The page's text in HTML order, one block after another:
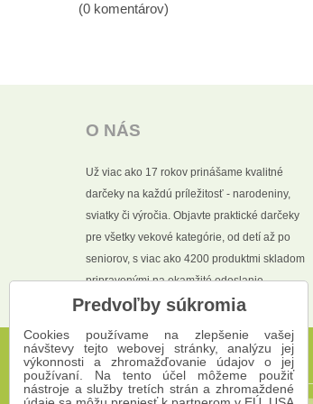
(0 komentárov)
O NÁS
Už viac ako 17 rokov prinášame kvalitné
darčeky na každú príležitosť - narodeniny,
sviatky či výročia. Objavte praktické darčeky
pre všetky vekové kategórie, od detí až po
seniorov, s viac ako 4200 produktmi skladom
pripravenými na okamžité odoslanie.
Predvoľby súkromia
Cookies používame na zlepšenie vašej
návštevy tejto webovej stránky, analýzu jej
výkonnosti a zhromažďovanie údajov o jej
používaní. Na tento účel môžeme použiť
nástroje a služby tretích strán a zhromaždené